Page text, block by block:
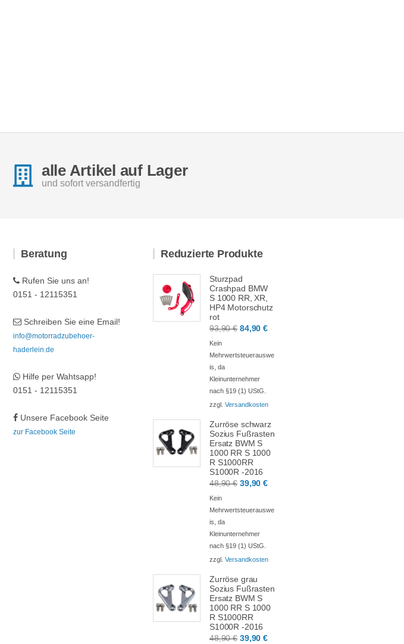
alle Artikel auf Lager
und sofort versandfertig
Beratung
Rufen Sie uns an!
0151 - 12115351
Schreiben Sie eine Email!
info@motorradzubehoer-
haderlein.de
Hilfe per Wahtsapp!
0151 - 12115351
Unsere Facebook Seite
zur Facebook Seite
Reduzierte Produkte
Sturzpad
Crashpad BMW
S 1000 RR, XR,
HP4 Motorschutz
rot
93,90€ 84,90€
Kein
Mehrwertsteuerauswe
is, da
Kleinunternehmer
nach §19 (1) UStG.
zzgl. Versandkosten
Zurröse schwarz
Sozius Fußrasten
Ersatz BWM S
1000 RR S 1000
R S1000RR
S1000R -2016
48,90€ 39,90€
Kein
Mehrwertsteuerauswe
is, da
Kleinunternehmer
nach §19 (1) UStG.
zzgl. Versandkosten
Zurröse grau
Sozius Fußrasten
Ersatz BWM S
1000 RR S 1000
R S1000RR
S1000R -2016
48,90€ 39,90€